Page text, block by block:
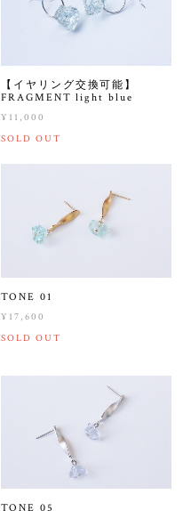
【イヤリング交換可能】
FRAGMENT light blue
¥11,000
SOLD OUT
TONE 01
¥17,600
SOLD OUT
TONE 05